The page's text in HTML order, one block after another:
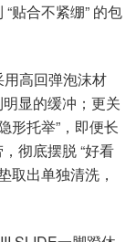
贴合不紧绷” 的包
高回弹泡沫材
显的缓冲；更关
形托举”，即便长
彻底摆脱 “好看
取出单独清洗，